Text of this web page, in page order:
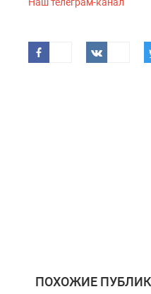
ПОХОЖИЕ